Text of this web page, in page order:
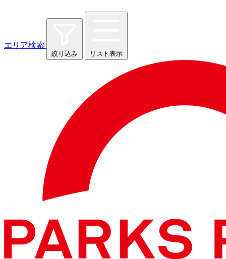
エリア検索
絞り込み リスト表示